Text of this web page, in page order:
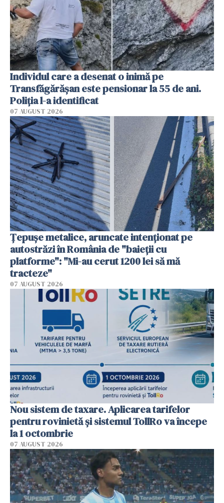
Individul care a desenat o inimă pe
Transfăgărășan este pensionar la 55 de ani.
Poliția l-a identificat
07 AUGUST 2026
Țepușe metalice, aruncate intenționat pe
autostrăzi în România de "baieții cu
platforme": "Mi-au cerut 1200 lei să mă
tracteze"
07 AUGUST 2026
Nou sistem de taxare. Aplicarea tarifelor
pentru rovinietă şi sistemul TollRo va începe
la 1 octombrie
07 AUGUST 2026